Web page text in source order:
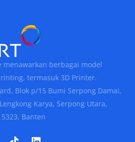
menawarkan berbagai model
termasuk 3D Printer.
Blok p/15 Bumi Serpong Damai,
Karya, Serpong Utara,
Banten